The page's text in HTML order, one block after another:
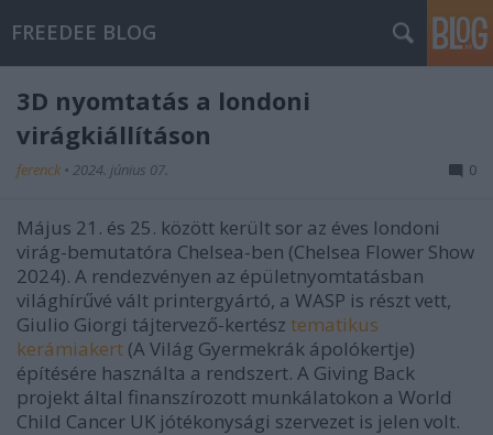
FREEDEE BLOG
3D nyomtatás a londoni
virágkiállításon
ferenck • 2024. június 07. 0
Május 21. és 25. között került sor az éves londoni
virág-bemutatóra Chelsea-ben (Chelsea Flower Show
2024). A rendezvényen az épületnyomtatásban
világhírűvé vált printergyártó, a WASP is részt vett,
Giulio Giorgi tájtervező-kertész tematikus
kerámiakert (A Világ Gyermekrák ápolókertje)
építésére használta a rendszert. A Giving Back
projekt által finanszírozott munkálatokon a World
Child Cancer UK jótékonysági szervezet is jelen volt.